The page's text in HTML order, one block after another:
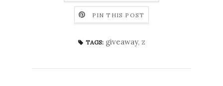
PIN THIS POST
TAGS: giveaway, z